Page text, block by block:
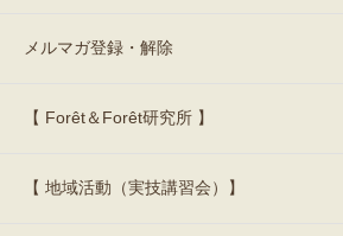
メルマガ登録・解除
【 Forêt＆Forêt研究所 】
【 地域活動（実技講習会）】